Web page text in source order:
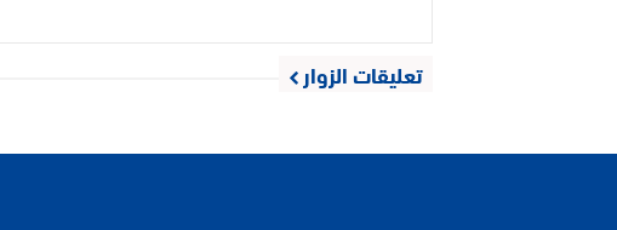
تعليقات الزوار